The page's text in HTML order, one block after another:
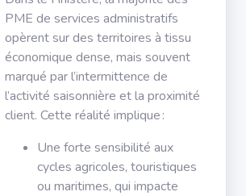
PME de services administratifs
opèrent sur des territoires à tissu
économique dense, mais souvent
marqué par l’intermittence de
l’activité saisonnière et la proximité
client. Cette réalité implique :
Une forte sensibilité aux
cycles agricoles, touristiques
ou maritimes, qui impacte